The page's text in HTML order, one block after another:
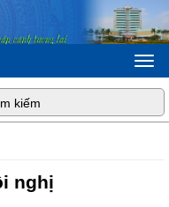
nghị